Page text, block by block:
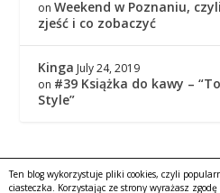
onWeekend w Poznaniu,
zjeść i co zobaczyć
Kinga July 24, 2019
on #39 Książka do kawy –
Style”
Copyright © 2016
Ten blog wykorzystuje pliki cookies, czyli
ciasteczka. Korzystając ze strony wyrażasz zgodę